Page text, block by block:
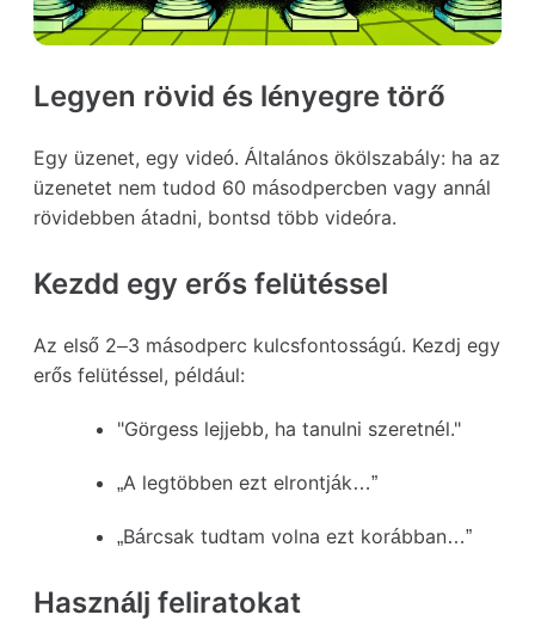
Legyen rövid és lényegre törő
Egy üzenet, egy videó. Általános ökölszabály: ha az
üzenetet nem tudod 60 másodpercben vagy annál
rövidebben átadni, bontsd több videóra.
Kezdd egy erős felütéssel
Az első 2–3 másodperc kulcsfontosságú. Kezdj egy
erős felütéssel, például:
"Görgess lejjebb, ha tanulni szeretnél."
„A legtöbben ezt elrontják…”
„Bárcsak tudtam volna ezt korábban…”
Használj feliratokat